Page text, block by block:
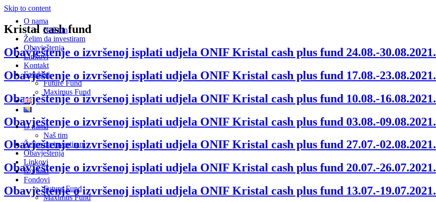
Skip to content
O nama
Naš tim
Želim da investiram
Obavještenja
Linkovi
Kontakt
Fondovi
Future Fund
Maximus Fund
O nama
Naš tim
Želim da investiram
Obavještenja
Linkovi
Kontakt
Fondovi
Future Fund
Maximus Fund
Kristal cash fund
Obavještenje o izvršenoj isplati udjela ONIF Kristal cash plus fund 24.08.-30.08.2021.
Obavještenje o izvršenoj isplati udjela ONIF Kristal cash plus fund 17.08.-23.08.2021.
Obavještenje o izvršenoj isplati udjela ONIF Kristal cash plus fund 10.08.-16.08.2021.
Obavještenje o izvršenoj isplati udjela ONIF Kristal cash plus fund 03.08.-09.08.2021.
Obavještenje o izvršenoj isplati udjela ONIF Kristal cash plus fund 27.07.-02.08.2021.
Obavještenje o izvršenoj isplati udjela ONIF Kristal cash plus fund 20.07.-26.07.2021.
Obavještenje o izvršenoj isplati udjela ONIF Kristal cash plus fund 13.07.-19.07.2021.